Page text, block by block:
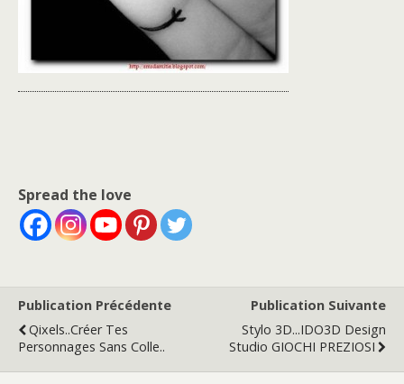
Spread the love
Publication Précédente
Qixels..créer Tes
Personnages Sans Colle..
Publication Suivante
Stylo 3D...IDO3D Design
Studio GIOCHI PREZIOSI